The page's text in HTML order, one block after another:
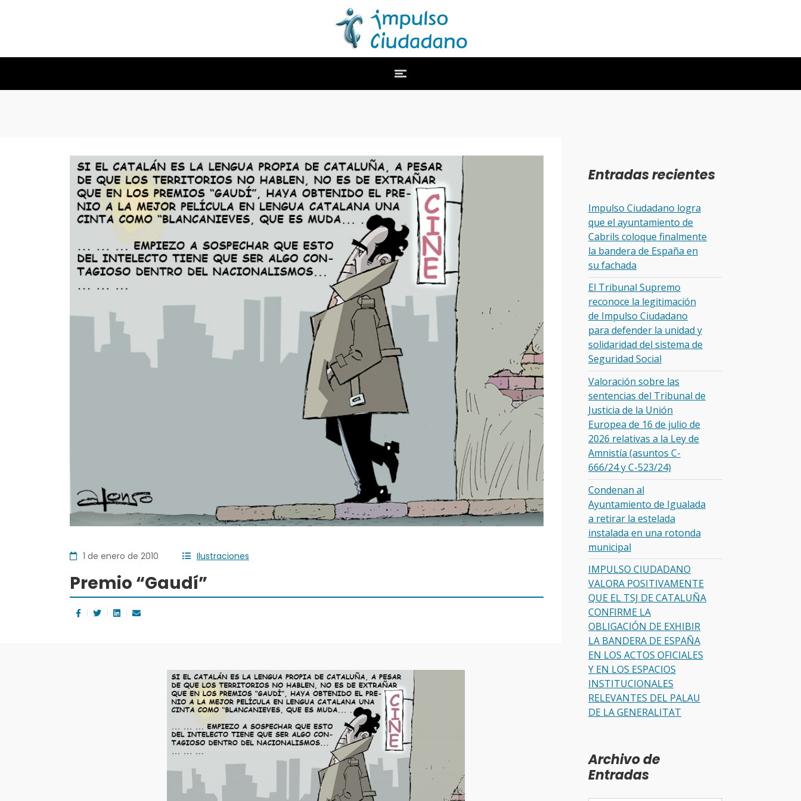
1 de enero de 2010 Ilustraciones
Premio “Gaudí”
Entradas recientes
Impulso Ciudadano logra
que el ayuntamiento de
Cabrils coloque finalmente
la bandera de España en
su fachada
El Tribunal Supremo
reconoce la legitimación
de Impulso Ciudadano
para defender la unidad y
solidaridad del sistema de
Seguridad Social
Valoración sobre las
sentencias del Tribunal de
Justicia de la Unión
Europea de 16 de julio de
2026 relativas a la Ley de
Amnistía (asuntos C-
666/24 y C-523/24)
Condenan al
Ayuntamiento de Igualada
a retirar la estelada
instalada en una rotonda
municipal
IMPULSO CIUDADANO
VALORA POSITIVAMENTE
QUE EL TSJ DE CATALUÑA
CONFIRME LA
OBLIGACIÓN DE EXHIBIR
LA BANDERA DE ESPAÑA
EN LOS ACTOS OFICIALES
Y EN LOS ESPACIOS
INSTITUCIONALES
RELEVANTES DEL PALAU
DE LA GENERALITAT
Archivo de
Entradas